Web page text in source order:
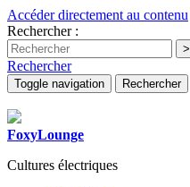
Accéder directement au contenu
Rechercher :
Rechercher
Toggle navigation Rechercher
FoxyLounge
Cultures électriques